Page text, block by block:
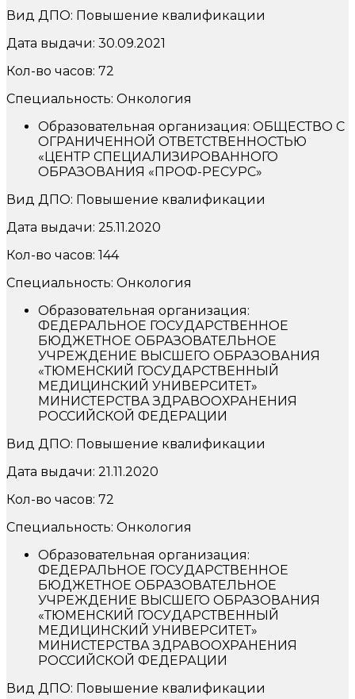
Вид ДПО: Повышение квалификации
Дата выдачи: 30.09.2021
Кол-во часов: 72
Специальность: Онкология
Образовательная организация: ОБЩЕСТВО С
ОГРАНИЧЕННОЙ ОТВЕТСТВЕННОСТЬЮ
«ЦЕНТР СПЕЦИАЛИЗИРОВАННОГО
ОБРАЗОВАНИЯ «ПРОФ-РЕСУРС»
Вид ДПО: Повышение квалификации
Дата выдачи: 25.11.2020
Кол-во часов: 144
Специальность: Онкология
Образовательная организация:
ФЕДЕРАЛЬНОЕ ГОСУДАРСТВЕННОЕ
БЮДЖЕТНОЕ ОБРАЗОВАТЕЛЬНОЕ
УЧРЕЖДЕНИЕ ВЫСШЕГО ОБРАЗОВАНИЯ
«ТЮМЕНСКИЙ ГОСУДАРСТВЕННЫЙ
МЕДИЦИНСКИЙ УНИВЕРСИТЕТ»
МИНИСТЕРСТВА ЗДРАВООХРАНЕНИЯ
РОССИЙСКОЙ ФЕДЕРАЦИИ
Вид ДПО: Повышение квалификации
Дата выдачи: 21.11.2020
Кол-во часов: 72
Специальность: Онкология
Образовательная организация:
ФЕДЕРАЛЬНОЕ ГОСУДАРСТВЕННОЕ
БЮДЖЕТНОЕ ОБРАЗОВАТЕЛЬНОЕ
УЧРЕЖДЕНИЕ ВЫСШЕГО ОБРАЗОВАНИЯ
«ТЮМЕНСКИЙ ГОСУДАРСТВЕННЫЙ
МЕДИЦИНСКИЙ УНИВЕРСИТЕТ»
МИНИСТЕРСТВА ЗДРАВООХРАНЕНИЯ
РОССИЙСКОЙ ФЕДЕРАЦИИ
Вид ДПО: Повышение квалификации